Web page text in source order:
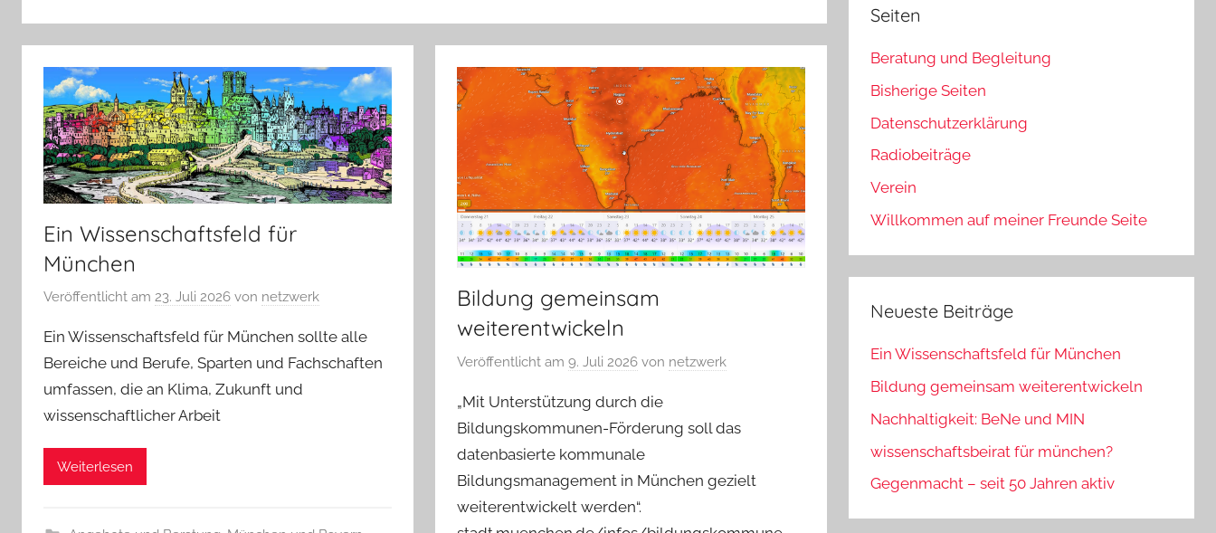
Ein Wissenschaftsfeld für
München
Veröffentlicht am 23. Juli 2026 von netzwerk
Ein Wissenschaftsfeld für München sollte alle
Bereiche und Berufe, Sparten und Fachschaften
umfassen, die an Klima, Zukunft und
wissenschaftlicher Arbeit
Weiterlesen
Bildung gemeinsam
weiterentwickeln
Veröffentlicht am9. Juli 2026 von netzwerk
„Mit Unterstützung durch die
Bildungskommunen-Förderung soll das
datenbasierte kommunale
Bildungsmanagement in München gezielt
weiterentwickelt werden“.
Seiten
Beratung und Begleitung
Bisherige Seiten
Datenschutzerklärung
Radiobeiträge
Verein
Willkommen auf meiner Freunde Seite
Neueste Beiträge
Ein Wissenschaftsfeld für München
Bildung gemeinsam weiterentwickeln
Nachhaltigkeit: BeNe und MIN
wissenschaftsbeirat für münchen?
Gegenmacht – seit 50 Jahren aktiv